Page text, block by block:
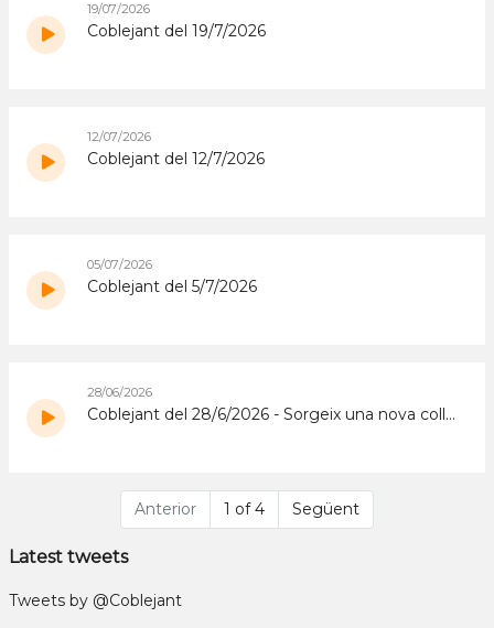
19/07/2026
Coblejant del 19/7/2026
12/07/2026
Coblejant del 12/7/2026
05/07/2026
Coblejant del 5/7/2026
28/06/2026
Coblejant del 28/6/2026 - Sorgeix una nova colla de joves sardanistes, a Sant Hilari
Anterior 1 of 4 Següent
Latest tweets
Tweets by @Coblejant